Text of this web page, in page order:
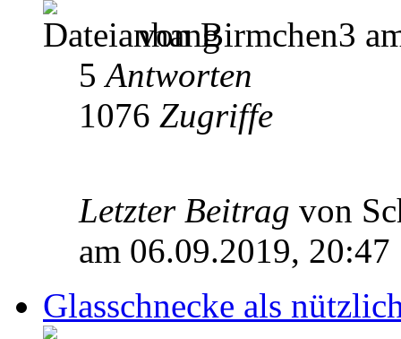
von Birmchen3
5Antworten
1076 Zugriffe
Letzter Beitrag von
am 06.09.2019, 20:47
Glasschnecke als